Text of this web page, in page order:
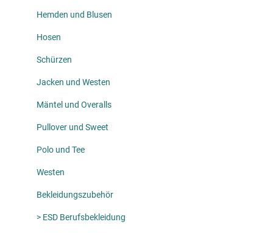
Hemden und Blusen
Hosen
Schürzen
Jacken und Westen
Mäntel und Overalls
Pullover und Sweet
Polo und Tee
Westen
Bekleidungszubehör
> ESD Berufsbekleidung